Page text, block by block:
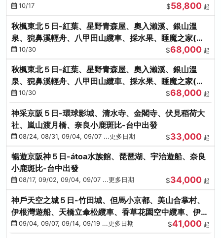
(不進免稅店)
10/17 $58,800 起
秋楓東北５日-紅葉、星野青森屋、奧入瀨溪、銀山溫
泉、猊鼻溪輕舟、八甲田山纜車、採水果、睡魔之家(不
進免稅店)
10/30 $68,000 起
秋楓東北５日-紅葉、星野青森屋、奧入瀨溪、銀山溫
泉、猊鼻溪輕舟、八甲田山纜車、採水果、睡魔之家(不
進免稅店)
10/30 $68,000 起
神采京阪５日-環球影城、清水寺、金閣寺、伏見稻荷大
社、嵐山渡月橋、奈良小鹿斑比-台中出發
08/24, 08/31, 09/04, 09/07 ...更多日期 $33,000 起
暢遊京阪神５日-átoa水族館、琵琶湖、宇治遊船、奈良
小鹿斑比-台中出發
08/17, 09/02, 09/04, 09/07 ...更多日期 $34,000 起
神戶天空之城５日-竹田城、但馬小京都、美山合掌村、
伊根灣遊船、天橋立傘松纜車、香草花園空中纜車、伊勢
龍蝦-台中出發
09/04, 09/07, 09/14, 09/19 ...更多日期 $41,000 起